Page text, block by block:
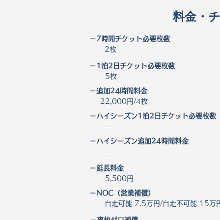
料金・
－7時間チケット必要枚数
2枚
－1泊2日チケット必要枚数
5枚
－​追加24時間料金
22,000円/4枚
－ハイシーズン1泊2日チケット必要枚数
―
－​ハイシーズン追加24時間料金
―
－延長料金
5,500円
－NOC（営業補償）
自走可能 7.5万円/自走不可能 15万